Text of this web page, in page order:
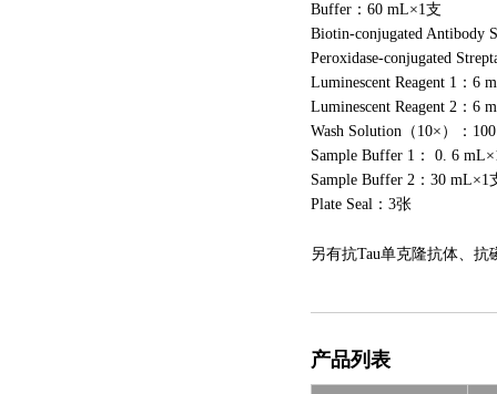
Buffer：60 mL×1支
Biotin-conjugated Antibody
Peroxidase-conjugated
Luminescent Reagent 1：6
Luminescent Reagent 2：6
Wash Solution（10×）：
Sample Buffer 1： 0. 6
Sample Buffer 2：30 mL×1
Plate Seal：3张
另有抗Tau单克隆抗体、
产品列表